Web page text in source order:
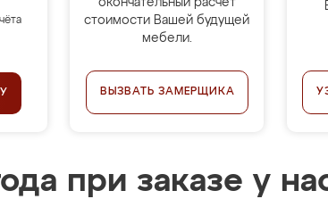
окончательный расчёт
стоимости Вашей будущей
мебели.
ВЫЗВАТЬ ЗАМЕРЩИКА
при заказе у